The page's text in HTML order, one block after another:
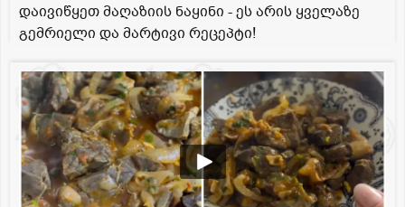
დაივიწყეთ მაღაზიის ნაყინი - ეს არის ყველაზე
გემრიელი და მარტივი რეცეპტი!